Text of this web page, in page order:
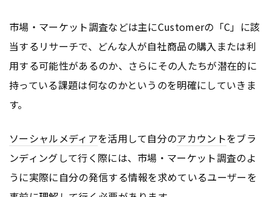
市場・マーケット調査などは主にCustomerの「C」に該
当するリサーチで、どんな人が自社商品の購入または利
用する可能性があるのか、さらにその人たちが潜在的に
持っている課題は何なのかというのを明確にしていきま
す。
ソーシャルメディアを活用して自分のアカウントをブラ
ンディングして行く際には、市場・マーケット調査のよ
うに実際に自分の発信する情報を求めているユーザーを